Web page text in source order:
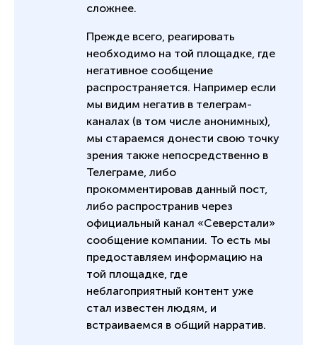
сложнее.
Прежде всего, реагировать
необходимо на той площадке, где
негативное сообщение
распространяется. Например если
мы видим негатив в телеграм-
каналах (в том числе анонимных),
мы стараемся донести свою точку
зрения также непосредственно в
Телеграме, либо
прокомментировав данный пост,
либо распространив через
официальный канал «Северстали»
сообщение компании. То есть мы
предоставляем информацию на
той площадке, где
неблагоприятный контент уже
стал известен людям, и
встраиваемся в общий нарратив.